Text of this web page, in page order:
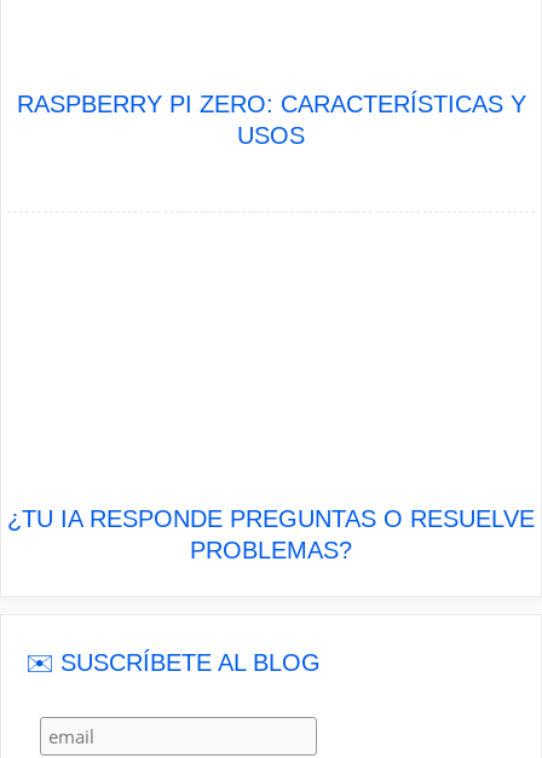
RASPBERRY PI ZERO: CARACTERÍSTICAS Y
USOS
¿TU IA RESPONDE PREGUNTAS O RESUELVE
PROBLEMAS?
✉️ SUSCRÍBETE AL BLOG